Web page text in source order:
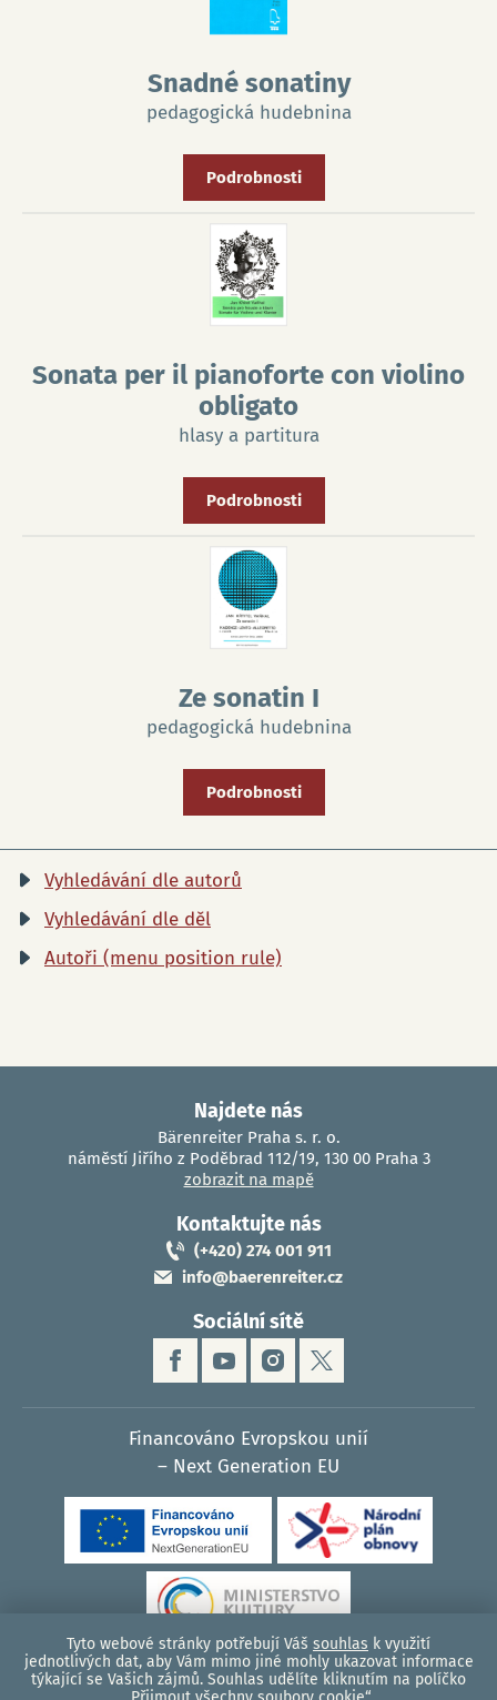
Snadné sonatiny
pedagogická hudebnina
Podrobnosti
Sonata per il pianoforte con violino
obligato
hlasy a partitura
Podrobnosti
Ze sonatin I
pedagogická hudebnina
Podrobnosti
Vyhledávání dle autorů
Vyhledávání dle děl
Autoři (menu position rule)
Najdete nás
Bärenreiter Praha s. r. o.
náměstí Jiřího z Poděbrad 112/19, 130 00 Praha 3
zobrazit na mapě
Kontaktujte nás
(+420) 274 001 911
info@baerenreiter.cz
Sociální sítě
Tyto webové stránky potřebují Váš souhlas k využití
jednotlivých dat, aby Vám mimo jiné mohly ukazovat informace
týkající se Vašich zájmů. Souhlas udělíte kliknutím na políčko
Financováno Evropskou unií
– Next Generation EU
© 2026, Bärenreiter Praha - hudební nakladatelství